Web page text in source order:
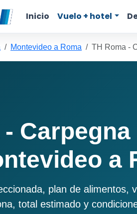
Inicio Vuelo + hotel
Montevideo a Roma TH Roma -
Carpegna
a
plan de alimentos,
total estimado y